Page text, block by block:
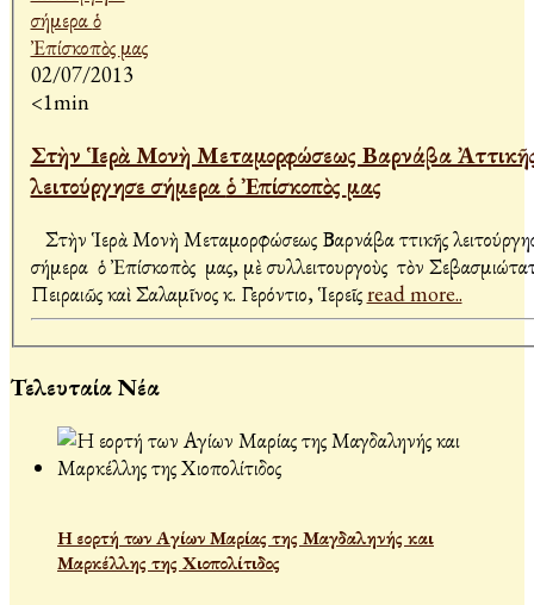
02/07/2013
<1min
Στὴν Ἱερὰ Μονὴ Μεταμορφώσεως Βαρνάβα
λειτούργησε σήμερα ὁ Ἐπίσκοπὸς μας
Στὴν Ἱερὰ Μονὴ Μεταμορφώσεως Βαρνάβα Ἀττικῆς
σήμερα ὁ Ἐπίσκοπὸς μας, μὲ συλλειτουργοὺς τὸν
Πειραιῶς καὶ Σαλαμῖνος κ. Γερόντιο, Ἱερεῖςread more..
Τελευταία Νέα
Η εορτή των Αγίων Μαρίας της Μαγδαληνής και
Μαρκέλλης της Χιοπολίτιδος